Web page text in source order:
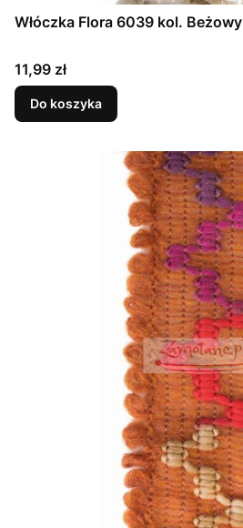
Włóczka Flora 6039 kol. Beżowy
Cena
11,99 zł
Do koszyka